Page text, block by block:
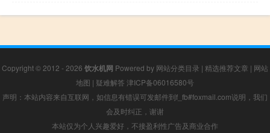
Copyright © 2012 - 2026 饮水机网 Powered by 网站分类目录 | 精选推荐文章 | 网站
地图 | 疑难解答 津ICP备06016580号
声明：本站内容来自互联网，如信息有错误可发邮件到f_fb#foxmail.com说明，我们
会及时纠正，谢谢
本站仅为个人兴趣爱好，不接盈利性广告及商业合作